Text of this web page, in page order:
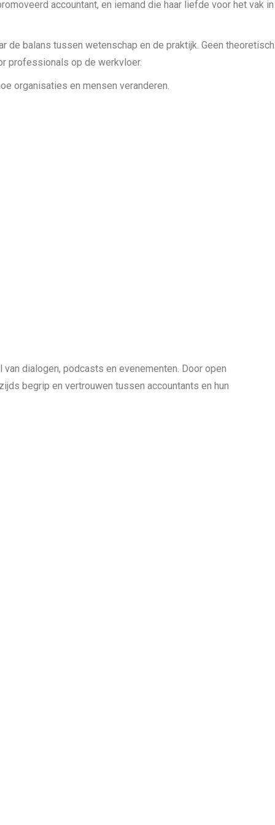
accountant, en iemand die haar liefde voor het vak in
de balans tussen wetenschap en de praktijk. Geen theoretisch
professionals op de werkvloer.
organisaties en mensen veranderen.
dialogen, podcasts en evenementen. Door open
begrip en vertrouwen tussen accountants en hun